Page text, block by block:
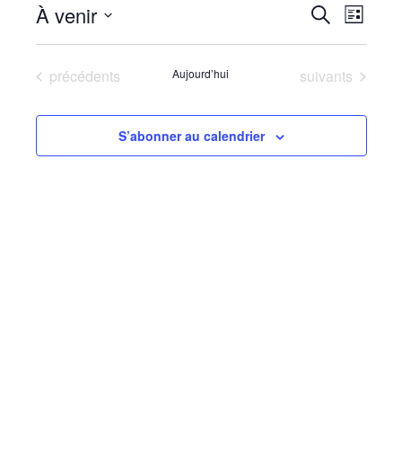
et
vues
Recherche
de
vues
Liste
À venir
Sélectionnez
uneÉvènements
précédents Aujourd’hui Évènements
suivants
S’abonner au calendrier